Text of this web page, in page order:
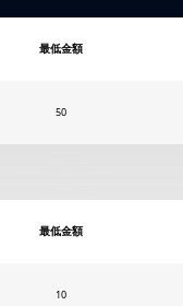
最低金額
50
最低金額
10